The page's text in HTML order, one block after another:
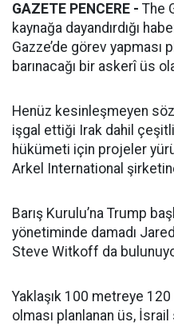
GAZETE PENCERE - The
kaynağa dayandırdığı
Gazze’de görev yapması
barınacağı bir askerî üs
Henüz kesinleşmeyen
işgal ettiği Irak dahil
hükümeti için projeler
Arkel International
Barış Kurulu’na Trump
yönetiminde damadı
Steve Witkoff da
Yaklaşık 100 metreye
olması planlanan üs, İsrail